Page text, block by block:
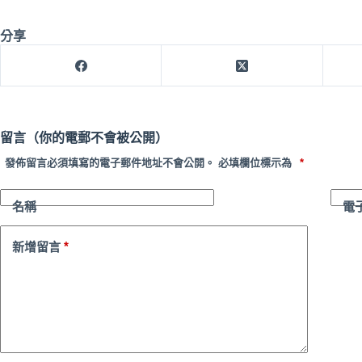
分享
留言（你的電郵不會被公開）
發佈留言必須填寫的電子郵件地址不會公開。 必填欄位標示為 *
名稱 電
新增留言 *